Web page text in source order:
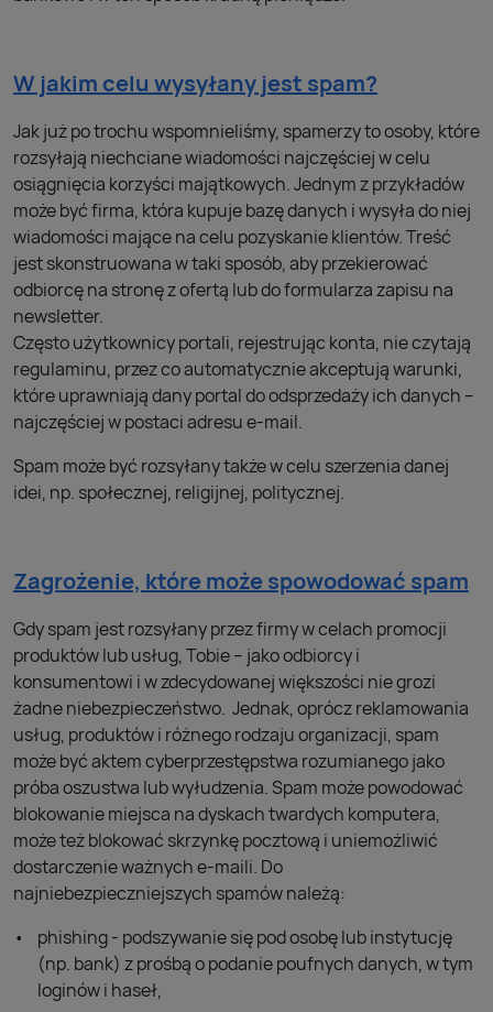
W jakim celu wysyłany jest spam?
Jak już po trochu wspomnieliśmy, spamerzy to osoby, które
rozsyłają niechciane wiadomości najczęściej w celu
osiągnięcia korzyści majątkowych. Jednym z przykładów
może być firma, która kupuje bazę danych i wysyła do niej
wiadomości mające na celu pozyskanie klientów. Treść
jest skonstruowana w taki sposób, aby przekierować
odbiorcę na stronę z ofertą lub do formularza zapisu na
newsletter.
Często użytkownicy portali, rejestrując konta, nie czytają
regulaminu, przez co automatycznie akceptują warunki,
które uprawniają dany portal do odsprzedaży ich danych –
najczęściej w postaci adresu e-mail.
Spam może być rozsyłany także w celu szerzenia danej
idei, np. społecznej, religijnej, politycznej.
Zagrożenie, które może spowodować spam
Gdy spam jest rozsyłany przez firmy w celach promocji
produktów lub usług, Tobie – jako odbiorcy i
konsumentowi i w zdecydowanej większości nie grozi
żadne niebezpieczeństwo. Jednak, oprócz reklamowania
usług, produktów i różnego rodzaju organizacji, spam
może być aktem cyberprzestępstwa rozumianego jako
próba oszustwa lub wyłudzenia. Spam może powodować
blokowanie miejsca na dyskach twardych komputera,
może też blokować skrzynkę pocztową i uniemożliwić
dostarczenie ważnych e-maili. Do
najniebezpieczniejszych spamów należą:
phishing - podszywanie się pod osobę lub instytucję
(np. bank) z prośbą o podanie poufnych danych, w tym
loginów i haseł,